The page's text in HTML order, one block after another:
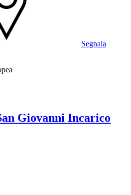
Segnala
Giovanni Incarico